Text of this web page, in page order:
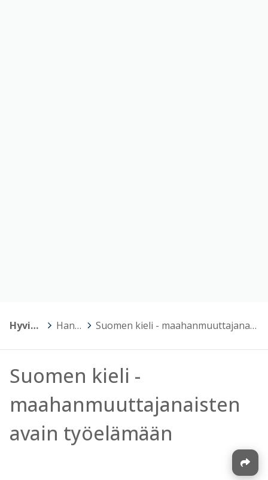
Hyvinkään Opisto > Hankkeet > Suomen kieli - maahanmuuttajanaisten avain työelämään
Suomen kieli -
maahanmuuttajanaisten
avain työelämään